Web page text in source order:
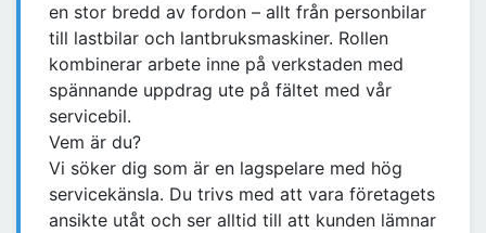
en stor bredd av fordon – allt från personbilar
till lastbilar och lantbruksmaskiner. Rollen
kombinerar arbete inne på verkstaden med
spännande uppdrag ute på fältet med vår
servicebil.
Vem är du?
Vi söker dig som är en lagspelare med hög
servicekänsla. Du trivs med att vara företagets
ansikte utåt och ser alltid till att kunden lämnar